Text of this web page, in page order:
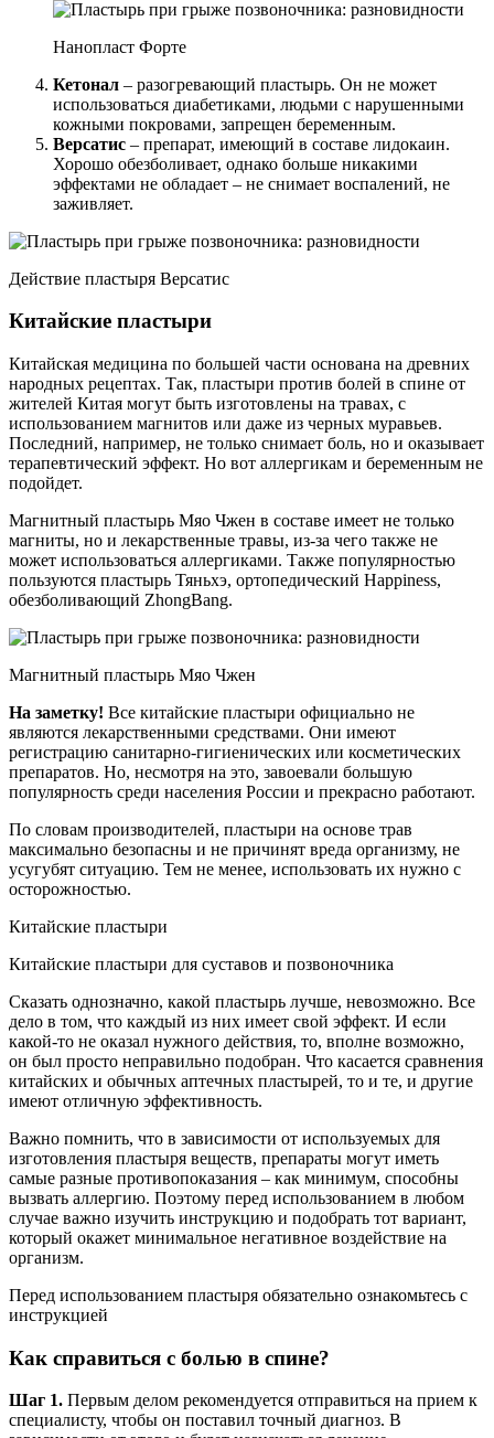
Нанопласт Форте
Кетонал – разогревающий пластырь. Он не может
использоваться диабетиками, людьми с нарушенными
кожными покровами, запрещен беременным.
Версатис – препарат, имеющий в составе лидокаин.
Хорошо обезболивает, однако больше никакими
эффектами не обладает – не снимает воспалений, не
заживляет.
Действие пластыря Версатис
Китайские пластыри
Китайская медицина по большей части основана на древних
народных рецептах. Так, пластыри против болей в спине от
жителей Китая могут быть изготовлены на травах, с
использованием магнитов или даже из черных муравьев.
Последний, например, не только снимает боль, но и оказывает
терапевтический эффект. Но вот аллергикам и беременным не
подойдет.
Магнитный пластырь Мяо Чжен в составе имеет не только
магниты, но и лекарственные травы, из-за чего также не
может использоваться аллергиками. Также популярностью
пользуются пластырь Тяньхэ, ортопедический Happiness,
обезболивающий ZhongBang.
Магнитный пластырь Мяо Чжен
На заметку! Все китайские пластыри официально не
являются лекарственными средствами. Они имеют
регистрацию санитарно-гигиенических или косметических
препаратов. Но, несмотря на это, завоевали большую
популярность среди населения России и прекрасно работают.
По словам производителей, пластыри на основе трав
максимально безопасны и не причинят вреда организму, не
усугубят ситуацию. Тем не менее, использовать их нужно с
осторожностью.
Китайские пластыри
Китайские пластыри для суставов и позвоночника
Сказать однозначно, какой пластырь лучше, невозможно. Все
дело в том, что каждый из них имеет свой эффект. И если
какой-то не оказал нужного действия, то, вполне возможно,
он был просто неправильно подобран. Что касается сравнения
китайских и обычных аптечных пластырей, то и те, и другие
имеют отличную эффективность.
Важно помнить, что в зависимости от используемых для
изготовления пластыря веществ, препараты могут иметь
самые разные противопоказания – как минимум, способны
вызвать аллергию. Поэтому перед использованием в любом
случае важно изучить инструкцию и подобрать тот вариант,
который окажет минимальное негативное воздействие на
организм.
Перед использованием пластыря обязательно ознакомьтесь с
инструкцией
Как справиться с болью в спине?
Шаг 1. Первым делом рекомендуется отправиться на прием к
специалисту, чтобы он поставил точный диагноз. В